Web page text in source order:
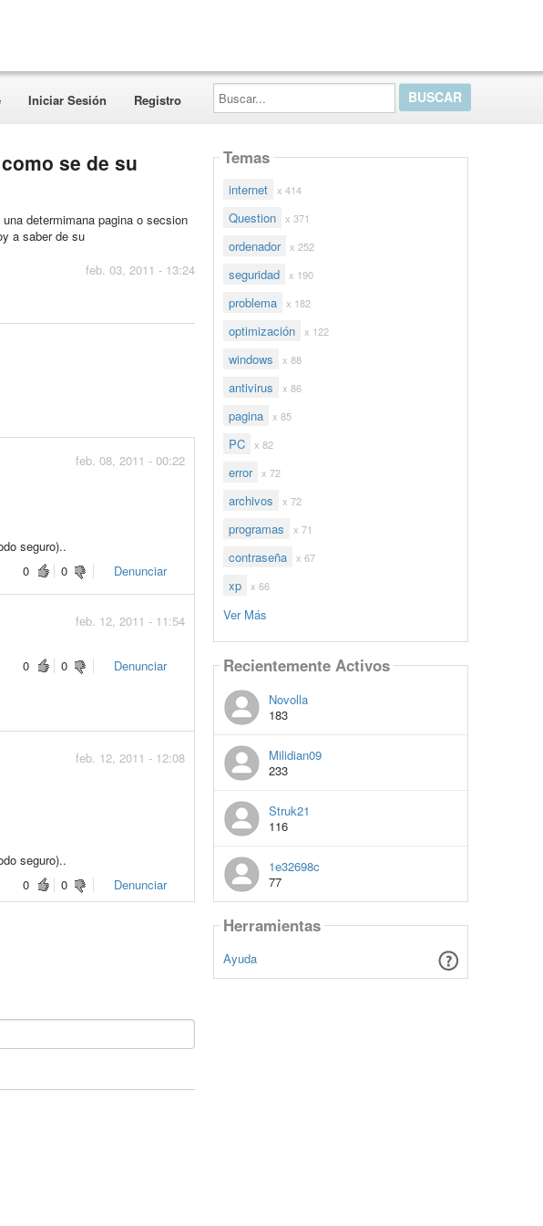
Iniciar Sesión Registro
Buscar...
se de su
determimana pagina o secsion
a saber de su
feb. 03, 2011 - 13:24
feb. 08, 2011 - 00:22
seguro)..
0
0 Denunciar
feb. 12, 2011 - 11:54
0
0 Denunciar
feb. 12, 2011 - 12:08
seguro)..
0
0 Denunciar
Temas
internet x 414
Question x 371
ordenador x 252
seguridad x 190
problema x 182
optimización x 122
windows x 88
antivirus x 86
pagina x 85
PC x 82
error x 72
archivos x 72
programas x 71
contraseña x 67
xp x 66
Ver Más
Recientemente Activos
Novolla
183
Milidian09
233
Struk21
116
1e32698c
77
Herramientas
Ayuda